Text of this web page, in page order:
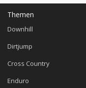
Themen
Downhill
Dirtjump
Cross Country
Enduro